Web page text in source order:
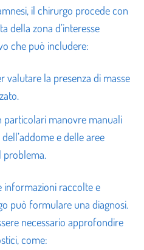
il chirurgo procede con
della zona d’interesse
che può includere:
valutare la presenza di masse
particolari manovre manuali
e delle aree
problema.
informazioni raccolte e
può formulare una diagnosi.
necessario approfondire
come: